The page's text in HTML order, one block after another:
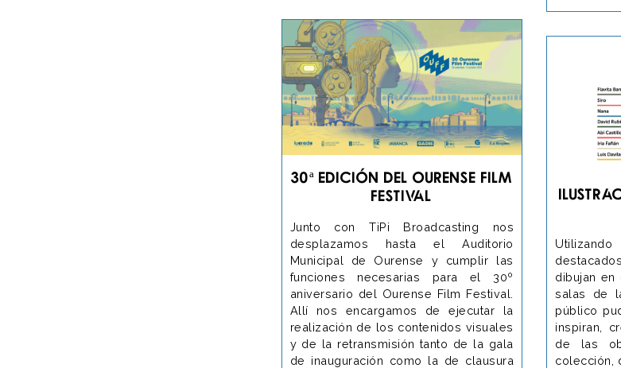
30ª Edición del Ourense Film
Festival
Junto con TiPi Broadcasting nos
desplazamos hasta el Auditorio
Municipal de Ourense y cumplir las
funciones necesarias para el 30º
aniversario del Ourense Film Festival.
Allí nos encargamos de ejecutar la
realización de los contenidos visuales
y de la retransmisión tanto de la gala
de inauguración como la de clausura
Utilizando
dibujan en
salas de
público
inspiran,
de las
colección,